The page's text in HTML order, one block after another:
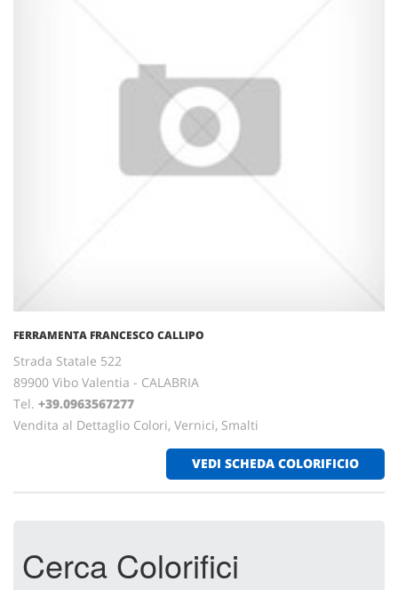
FERRAMENTA FRANCESCO CALLIPO
Strada Statale 522
89900 Vibo Valentia - CALABRIA
Tel. +39.0963567277
Vendita al Dettaglio Colori, Vernici, Smalti
VEDI SCHEDA COLORIFICIO
Cerca Colorifici